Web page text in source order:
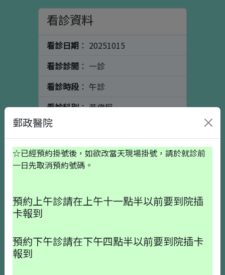
看診資料
看診日期 ： 20251015
看診診間 ： 一診
看診時段 ： 午診
看診科別： 黃偉程
看診醫師
個人資料 初診請按這裡
郵政醫院
☆已經預約掛號後，如欲改當天現場掛號，請於就診前
一日先取消預約號碼。
預約上午診請在上午十一點半以前要到院插
卡報到
預約下午診請在下午四點半以前要到院插卡
報到